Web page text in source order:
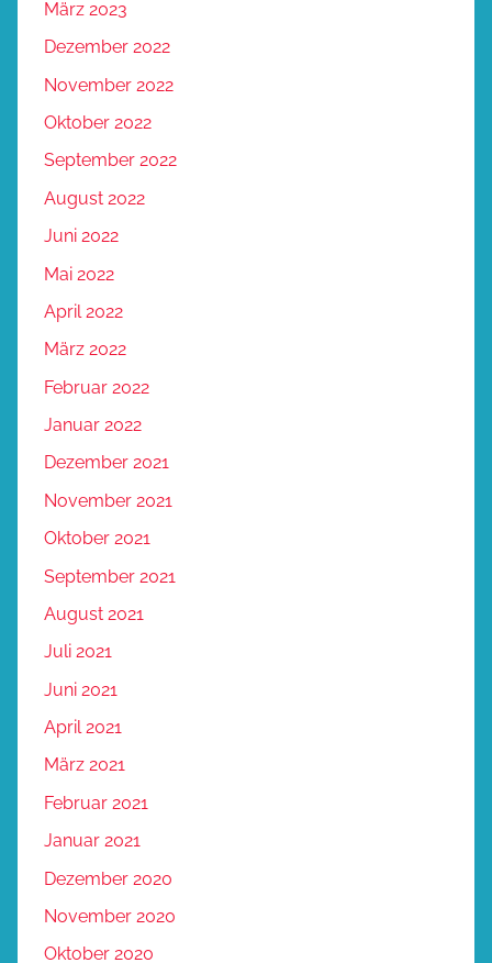
März 2023
Dezember 2022
November 2022
Oktober 2022
September 2022
August 2022
Juni 2022
Mai 2022
April 2022
März 2022
Februar 2022
Januar 2022
Dezember 2021
November 2021
Oktober 2021
September 2021
August 2021
Juli 2021
Juni 2021
April 2021
März 2021
Februar 2021
Januar 2021
Dezember 2020
November 2020
Oktober 2020